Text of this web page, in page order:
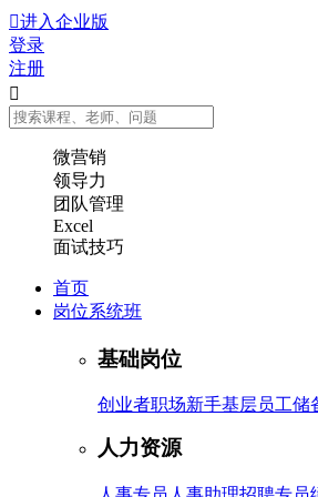
进入企业版
登录
注册

微营销
领导力
团队管理
Excel
面试技巧
首页
岗位系统班
基础岗位
创业者职场新手基层员工储
人力资源